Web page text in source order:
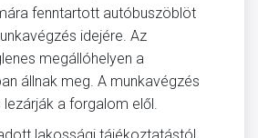
fenntartott autóbuszöblöt
idejére. Az
megállóhelyen a
állnak meg. A munkavégzés
a forgalom elől.